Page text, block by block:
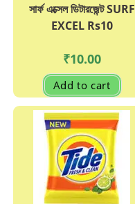
সার্ফ এক্সেল ডিটারজেন্ট SURF
EXCEL Rs10
₹10.00
Add to cart